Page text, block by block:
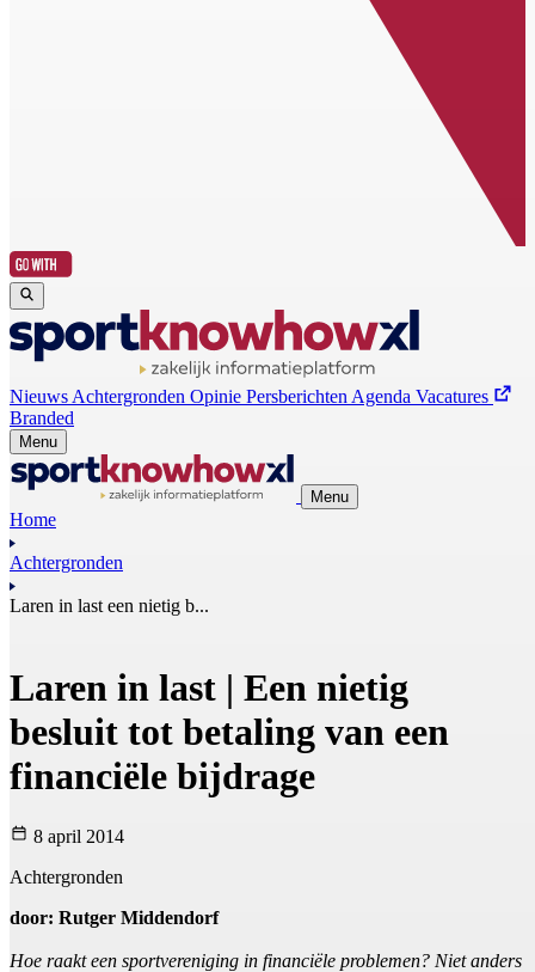
Nieuws Achtergronden Opinie Persberichten Agenda Vacatures
Branded
Menu
Menu
Home
Achtergronden
Laren in last een nietig b...
Laren in last | Een nietig
besluit tot betaling van een
financiële bijdrage
8 april 2014
Achtergronden
door: Rutger Middendorf
Hoe raakt een sportvereniging in financiële problemen? Niet anders